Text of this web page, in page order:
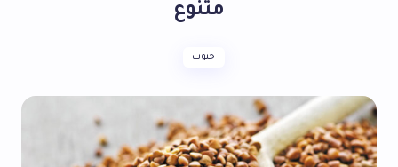
متنوع
حبوب